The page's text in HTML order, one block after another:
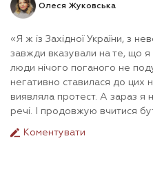
Олеся Жуковська
«Я ж із Західної України, з
завжди вказували на те, що
люди нічого поганого не
негативно ставилася до цих
виявляла протест. А зараз я
речі. І продовжую вчитися
Коментувати